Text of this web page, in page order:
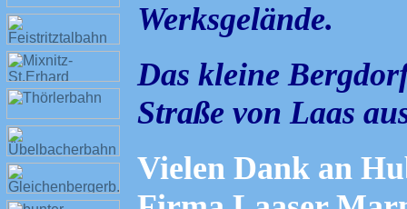
Werksgelände.
Das kleine
Straße von Laas
Vielen Dank an